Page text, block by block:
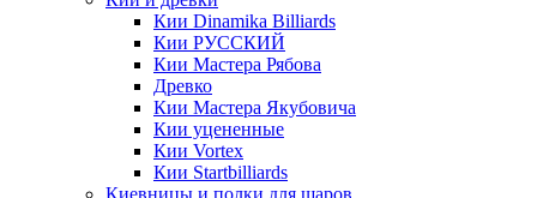
Кии Dinamika Billiards
Кии РУССКИЙ
Кии Мастера Рябова
Древко
Кии Мастера Якубовича
Кии уцененные
Кии Vortex
Кии Startbilliards